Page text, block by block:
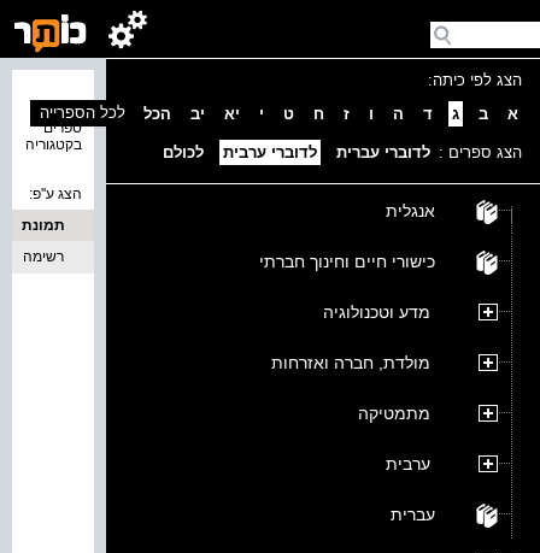
הצג לפי כיתה:
א
ב ג ד ה ו ז ח ט י יא יב הכל
הצג ספרים : לדוברי עברית לדוברי ערבית לכולם
אנגלית
כישורי חיים וחינוך חברתי
מדע וטכנולוגיה
מולדת, חברה ואזרחות
מתמטיקה
ערבית
עברית
ספרים
בקטגוריה
לכל הספרייה
הצג ע''פ:
תמונת
כריכה
רשימה